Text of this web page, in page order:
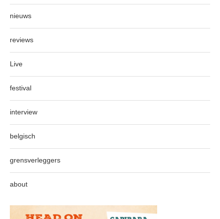
nieuws
reviews
Live
festival
interview
belgisch
grensverleggers
about